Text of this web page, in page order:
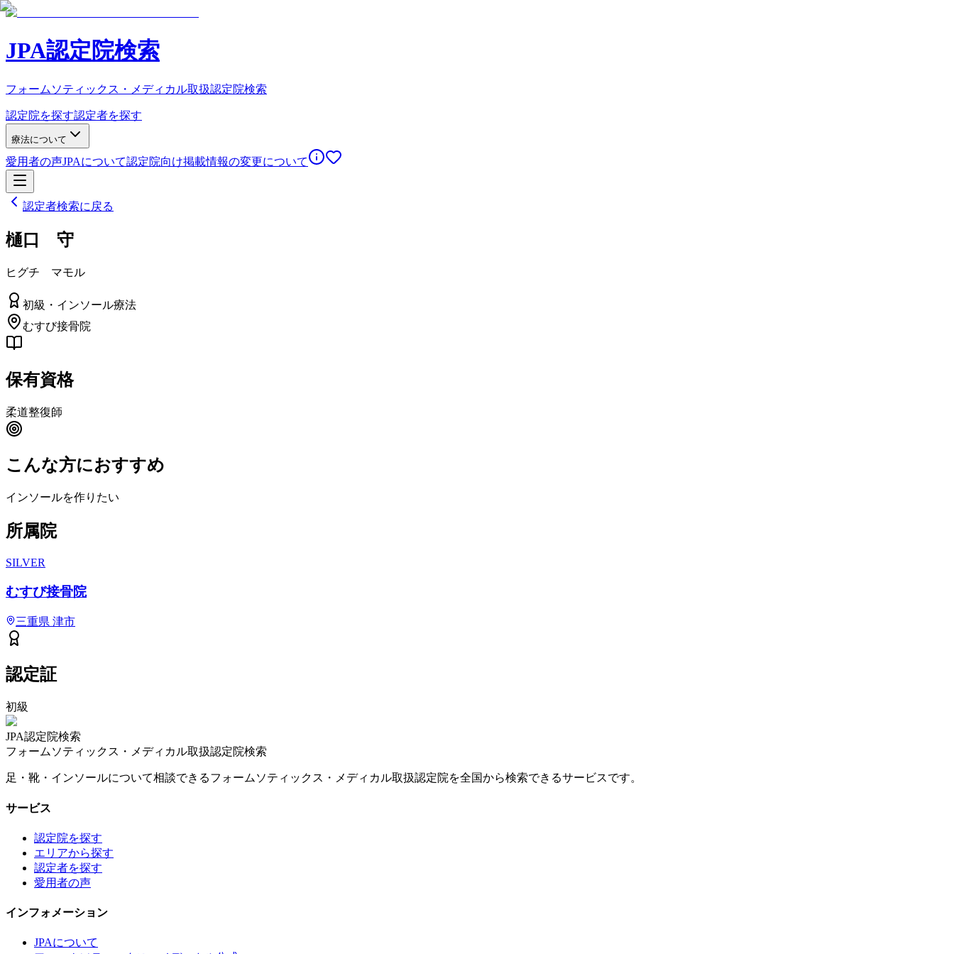
JPA認定院検索
フォームソティックス・メディカル取扱認定院検索
認定院を探す認定者を探す
療法について
愛用者の声JPAについて認定院向け掲載情報の変更について
認定者検索に戻る
樋口 守
ヒグチ マモル
初級 ・ インソール療法
むすび接骨院
保有資格
柔道整復師
こんな方におすすめ
インソールを作りたい
所属院
SILVER
むすび接骨院
三重県 津市
認定証
初級
JPA認定院検索
フォームソティックス・メディカル取扱認定院検索
足・靴・インソールについて相談できるフォームソティックス・メディカル取扱認定院を全国から検索できるサービスです。
サービス
認定院を探す
エリアから探す
認定者を探す
愛用者の声
インフォメーション
JPAについて